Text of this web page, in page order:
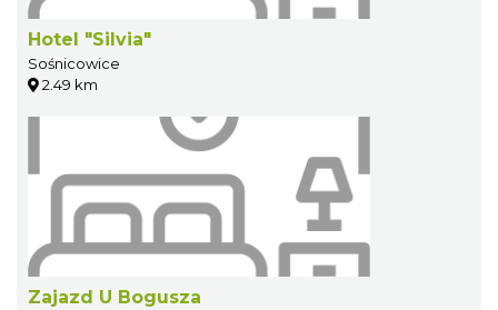
Hotel "Silvia"
Sośnicowice
2.49 km
Zajazd U Bogusza